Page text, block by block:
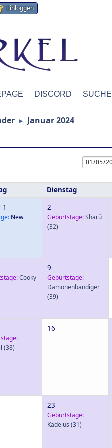
Einloggen
DISCORD SUCHE
► Januar 2024
Dienstag
1
New
2
Geburtstage:Sharû
(32)
Cooky
9
Geburtstage:
Dämonenbändiger
(39)
(38)
16
23
Geburtstage:
Kadeius (31)